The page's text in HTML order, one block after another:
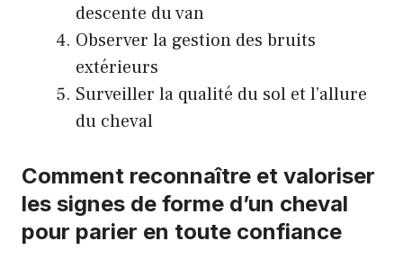
descente du van
Observer la gestion des bruits
extérieurs
Surveiller la qualité du sol et l’allure
du cheval
Comment reconnaître et valoriser
les signes de forme d’un cheval
pour parier en toute confiance